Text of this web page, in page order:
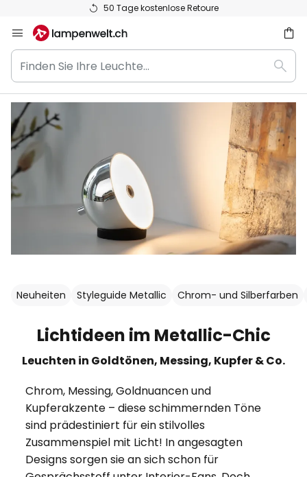
50 Tage kostenlose Retoure
Inhalt
springen
Finden
Sie
Ihre
Leuchte...
Neuheiten Styleguide Metallic Chrom- und Silberfarben
Lichtideen im Metallic-Chic
Leuchten in Goldtönen, Messing, Kupfer & Co.
Chrom, Messing, Goldnuancen und
Kupferakzente – diese schimmernden Töne
sind prädestiniert für ein stilvolles
Zusammenspiel mit Licht! In angesagten
Designs sorgen sie an sich schon für